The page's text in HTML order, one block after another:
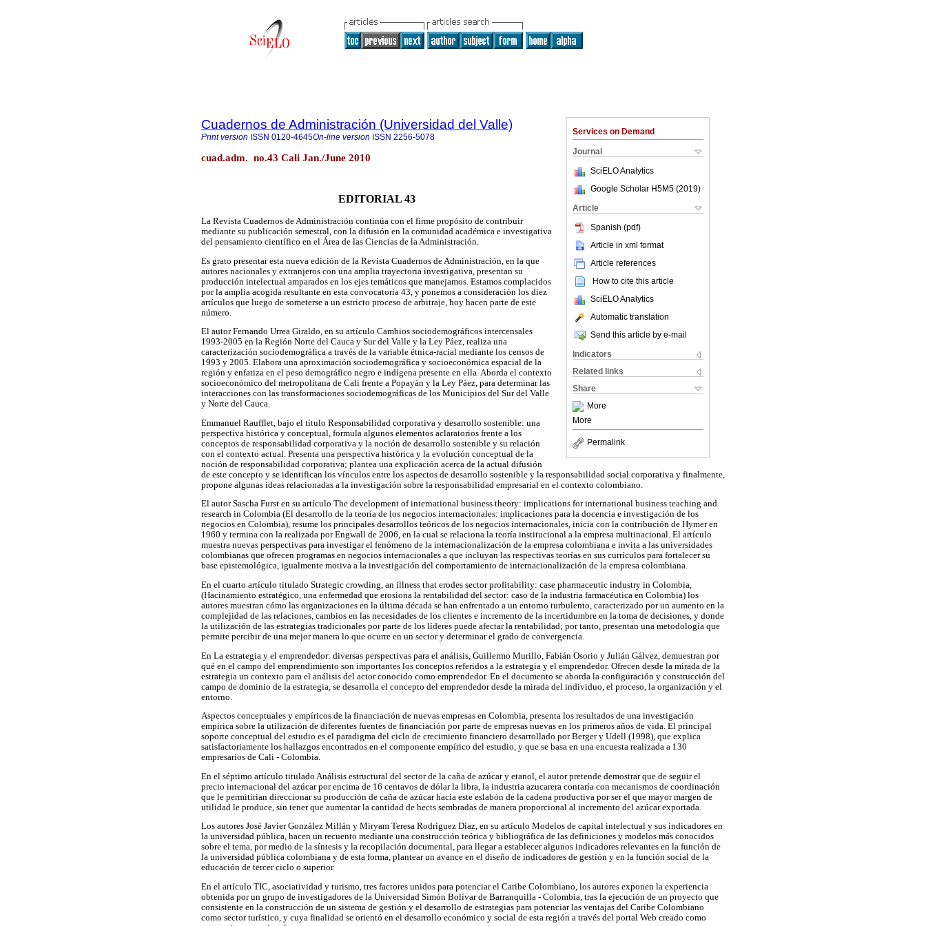
Services on Demand
Journal
SciELO Analytics
Google Scholar H5M5 (2019)
Article
Spanish (pdf)
Article in xml format
Article references
How to cite this article
SciELO Analytics
Automatic translation
Send this article by e-mail
Indicators
Related links
Share
More
More
Permalink
Cuadernos de Administración (Universidad del Valle)
Print version ISSN 0120-4645On-line version ISSN 2256-5078
cuad.adm. no.43 Cali Jan./June 2010
EDITORIAL 43
La Revista Cuadernos de Administración continúa con el firme propósito de contribuir
mediante su publicación semestral, con la difusión en la comunidad académica e investigativa
del pensamiento científico en el Área de las Ciencias de la Administración.
Es grato presentar esta nueva edición de la Revista Cuadernos de Administración, en la que
autores nacionales y extranjeros con una amplia trayectoria investigativa, presentan su
producción intelectual amparados en los ejes temáticos que manejamos. Estamos complacidos
por la amplia acogida resultante en esta convocatoria 43, y ponemos a consideración los diez
artículos que luego de someterse a un estricto proceso de arbitraje, hoy hacen parte de este
número.
El autor Fernando Urrea Giraldo, en su artículo Cambios sociodemográficos intercensales
1993-2005 en la Región Norte del Cauca y Sur del Valle y la Ley Páez, realiza una
caracterización sociodemográfica a través de la variable étnica-racial mediante los censos de
1993 y 2005. Elabora una aproximación sociodemográfica y socioeconómica espacial de la
región y enfatiza en el peso demográfico negro e indígena presente en ella. Aborda el contexto
socioeconómico del metropolitana de Cali frente a Popayán y la Ley Páez, para determinar las
interacciones con las transformaciones sociodemográficas de los Municipios del Sur del Valle
y Norte del Cauca.
Emmanuel Raufflet, bajo el título Responsabilidad corporativa y desarrollo sostenible: una
perspectiva histórica y conceptual, formula algunos elementos aclaratorios frente a los
conceptos de responsabilidad corporativa y la noción de desarrollo sostenible y su relación
con el contexto actual. Presenta una perspectiva histórica y la evolución conceptual de la
noción de responsabilidad corporativa; plantea una explicación acerca de la actual difusión
de este concepto y se identifican los vínculos entre los aspectos de desarrollo sostenible y la responsabilidad social corporativa y finalmente,
propone algunas ideas relacionadas a la investigación sobre la responsabilidad empresarial en el contexto colombiano.
El autor Sascha Furst en su artículo The development of international business theory: implications for international business teaching and
research in Colombia (El desarrollo de la teoría de los negocios internacionales: implicaciones para la docencia e investigación de los
negocios en Colombia), resume los principales desarrollos teóricos de los negocios internacionales, inicia con la contribución de Hymer en
1960 y termina con la realizada por Engwall de 2006, en la cual se relaciona la teoría institucional a la empresa multinacional. El artículo
muestra nuevas perspectivas para investigar el fenómeno de la internacionalización de la empresa colombiana e invita a las universidades
colombianas que ofrecen programas en negocios internacionales a que incluyan las respectivas teorías en sus currículos para fortalecer su
base epistemológica, igualmente motiva a la investigación del comportamiento de internacionalización de la empresa colombiana.
En el cuarto artículo titulado Strategic crowding, an illness that erodes sector profitability: case pharmaceutic industry in Colombia,
(Hacinamiento estratégico, una enfermedad que erosiona la rentabilidad del sector: caso de la industria farmacéutica en Colombia) los
autores muestran cómo las organizaciones en la última década se han enfrentado a un entorno turbulento, caracterizado por un aumento en la
complejidad de las relaciones, cambios en las necesidades de los clientes e incremento de la incertidumbre en la toma de decisiones, y donde
la utilización de las estrategias tradicionales por parte de los líderes puede afectar la rentabilidad; por tanto, presentan una metodología que
permite percibir de una mejor manera lo que ocurre en un sector y determinar el grado de convergencia.
En La estrategia y el emprendedor: diversas perspectivas para el análisis, Guillermo Murillo, Fabián Osorio y Julián Gálvez, demuestran por
qué en el campo del emprendimiento son importantes los conceptos referidos a la estrategia y el emprendedor. Ofrecen desde la mirada de la
estrategia un contexto para el análisis del actor conocido como emprendedor. En el documento se aborda la configuración y construcción del
campo de dominio de la estrategia, se desarrolla el concepto del emprendedor desde la mirada del individuo, el proceso, la organización y el
entorno.
Aspectos conceptuales y empíricos de la financiación de nuevas empresas en Colombia, presenta los resultados de una investigación
empírica sobre la utilización de diferentes fuentes de financiación por parte de empresas nuevas en los primeros años de vida. El principal
soporte conceptual del estudio es el paradigma del ciclo de crecimiento financiero desarrollado por Berger y Udell (1998), que explica
satisfactoriamente los hallazgos encontrados en el componente empírico del estudio, y que se basa en una encuesta realizada a 130
empresarios de Cali - Colombia.
En el séptimo artículo titulado Análisis estructural del sector de la caña de azúcar y etanol, el autor pretende demostrar que de seguir el
precio internacional del azúcar por encima de 16 centavos de dólar la libra, la industria azucarera contaría con mecanismos de coordinación
que le permitirían direccionar su producción de caña de azúcar hacia este eslabón de la cadena productiva por ser el que mayor margen de
utilidad le produce, sin tener que aumentar la cantidad de hects sembradas de manera proporcional al incremento del azúcar exportada.
Los autores José Javier González Millán y Miryam Teresa Rodríguez Díaz, en su artículo Modelos de capital intelectual y sus indicadores en
la universidad pública, hacen un recuento mediante una construcción teórica y bibliográfica de las definiciones y modelos más conocidos
sobre el tema, por medio de la síntesis y la recopilación documental, para llegar a establecer algunos indicadores relevantes en la función de
la universidad pública colombiana y de esta forma, plantear un avance en el diseño de indicadores de gestión y en la función social de la
educación de tercer ciclo o superior.
En el artículo TIC, asociatividad y turismo, tres factores unidos para potenciar el Caribe Colombiano, los autores exponen la experiencia
obtenida por un grupo de investigadores de la Universidad Simón Bolívar de Barranquilla - Colombia, tras la ejecución de un proyecto que
consistente en la construcción de un sistema de gestión y el desarrollo de estrategias para potenciar las ventajas del Caribe Colombiano
como sector turístico, y cuya finalidad se orientó en el desarrollo económico y social de esta región a través del portal Web creado como